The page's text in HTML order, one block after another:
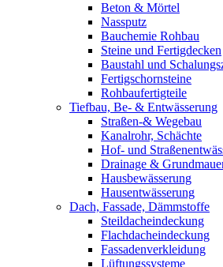
Beton & Mörtel
Nassputz
Bauchemie Rohbau
Steine und Fertigdecken
Baustahl und
Fertigschornsteine
Rohbaufertigteile
Tiefbau, Be- & Entwässerung
Straßen-& Wegebau
Kanalrohr, Schächte
Hof- und
Drainage &
Hausbewässerung
Hausentwässerung
Dach, Fassade, Dämmstoffe
Steildacheindeckung
Flachdacheindeckung
Fassadenverkleidung
Lüftungssysteme